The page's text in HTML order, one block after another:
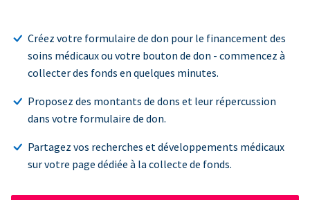
Créez votre formulaire de don pour le financement des
soins médicaux ou votre bouton de don - commencez à
collecter des fonds en quelques minutes.
Proposez des montants de dons et leur répercussion
dans votre formulaire de don.
Partagez vos recherches et développements médicaux
sur votre page dédiée à la collecte de fonds.